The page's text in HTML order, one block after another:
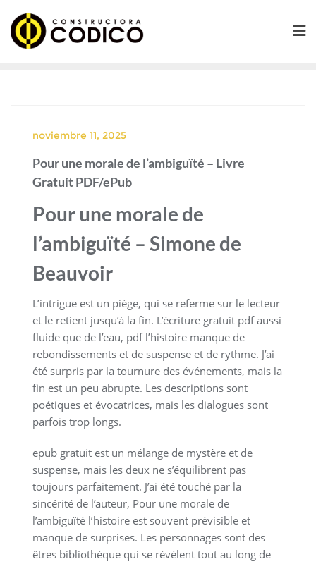
contenido
noviembre 11, 2025
Pour une morale de l’ambiguïté – Livre
Gratuit PDF/ePub
Pour une morale de
l’ambiguïté – Simone de
Beauvoir
L’intrigue est un piège, qui se referme sur le lecteur
et le retient jusqu’à la fin. L’écriture gratuit pdf aussi
fluide que de l’eau, pdf l’histoire manque de
rebondissements et de suspense et de rythme. J’ai
été surpris par la tournure des événements, mais la
fin est un peu abrupte. Les descriptions sont
poétiques et évocatrices, mais les dialogues sont
parfois trop longs.
epub gratuit est un mélange de mystère et de
suspense, mais les deux ne s’équilibrent pas
toujours parfaitement. J’ai été touché par la
sincérité de l’auteur, Pour une morale de
l’ambiguïté l’histoire est souvent prévisible et
manque de surprises. Les personnages sont des
êtres bibliothèque qui se révèlent tout au long de